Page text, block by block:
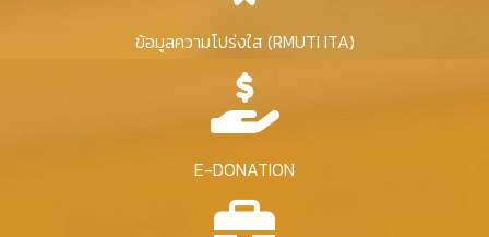
ข้อมูลความโปร่งใส (RMUTI ITA)
E-DONATION